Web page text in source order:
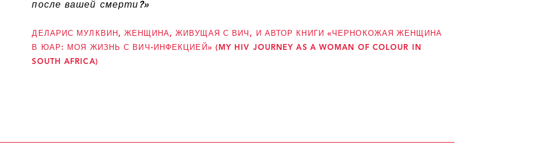
после вашей смерти?»
ДЕЛАРИС МУЛКВИН, ЖЕНЩИНА, ЖИВУЩАЯ С ВИЧ, И АВТОР КНИГИ «ЧЕРНОКОЖАЯ ЖЕНЩИНА
В ЮАР: МОЯ ЖИЗНЬ С ВИЧ-ИНФЕКЦИЕЙ» (MY HIV JOURNEY AS A WOMAN OF COLOUR IN
SOUTH AFRICA)